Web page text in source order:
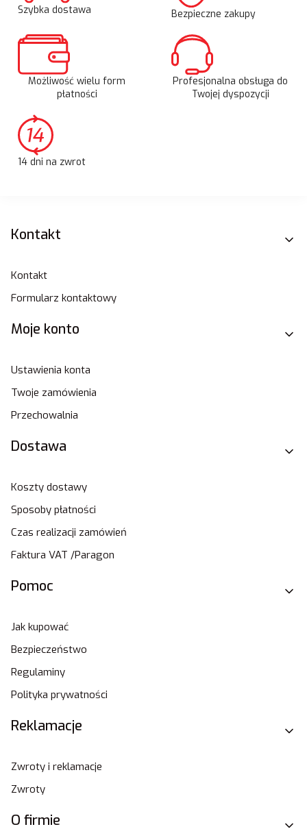
Szybka dostawa Bezpieczne zakupy
Możliwość wielu form
płatności
Profesjonalna obsługa do
Twojej dyspozycji
14 dni na zwrot
Linki w stopce
Kontakt
Kontakt
Formularz kontaktowy
Moje konto
Ustawienia konta
Twoje zamówienia
Przechowalnia
Dostawa
Koszty dostawy
Sposoby płatności
Czas realizacji zamówień
Faktura VAT /Paragon
Pomoc
Jak kupować
Bezpieczeństwo
Regulaminy
Polityka prywatności
Reklamacje
Zwroty i reklamacje
Zwroty
O firmie